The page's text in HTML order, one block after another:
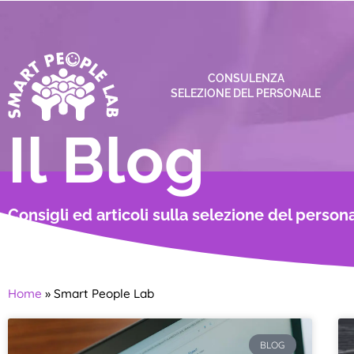
CONSULENZA
SELEZIONE DEL PERSONALE
Il Blog
Consigli ed articoli sulla selezione del
Home » Smart People Lab
BLOG